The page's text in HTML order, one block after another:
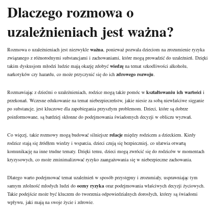
Dlaczego rozmowa o
uzależnieniach jest ważna?
Rozmowa o uzależnieniach jest niezwykle ważna , ponieważ pozwala dzieciom na zrozumienie ryzyka
związanego z różnorodnymi substancjami i zachowaniami, które mogą prowadzić do uzależnień. Dzięki
takim dyskusjom młodzi ludzie mają okazję zdobyć wiedzę na temat szkodliwości alkoholu,
narkotyków czy hazardu, co może przyczynić się do ich zdrowego rozwoju
Rozmawiając z dziećmi o uzależnieniach, rodzice mogą także pomóc w kształtowaniu ich wartości i
przekonań. Wczesne edukowanie na temat niebezpieczeństw, jakie niesie za sobą niewłaściwe sięganie
po substancje, jest kluczowe dla zapobiegania przyszłym problemom. Dzieci, które są dobrze
poinformowane, są bardziej skłonne do podejmowania świadomych decyzji w obliczu wyzwań.
Co więcej, takie rozmowy mogą budować silniejsze relacje między rodzicem a dzieckiem. Kiedy
rodzice stają się źródłem wiedzy i wsparcia, dzieci czują się bezpieczniej, co ułatwia otwartą
komunikację na inne trudne tematy. Dzięki temu, dzieci mogą zwrócić się do rodziców w momentach
kryzysowych, co może zminimalizować ryzyko zaangażowania się w niebezpieczne zachowania.
Dlatego warto podejmować temat uzależnień w sposób przystępny i zrozumiały, usprawniając tym
samym zdolność młodych ludzi do oceny ryzyka oraz podejmowania właściwych decyzji życiowych.
Takie podejście może być kluczem do tworzenia odpowiedzialnych dorosłych, którzy są świadomi
wpływu, jaki mają na swoje życie i zdrowie.